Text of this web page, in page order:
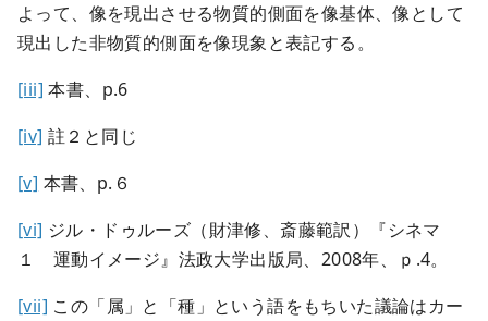
よって、像を現出させる物質的側面を像基体、像として
現出した非物質的側面を像現象と表記する。
[iii] 本書、p.6
[iv] 註２と同じ
[v] 本書、p.６
[vi] ジル・ドゥルーズ（財津修、斎藤範訳）『シネマ
１ 運動イメージ』法政大学出版局、2008年、ｐ.4。
[vii] この「属」と「種」という語をもちいた議論はカー